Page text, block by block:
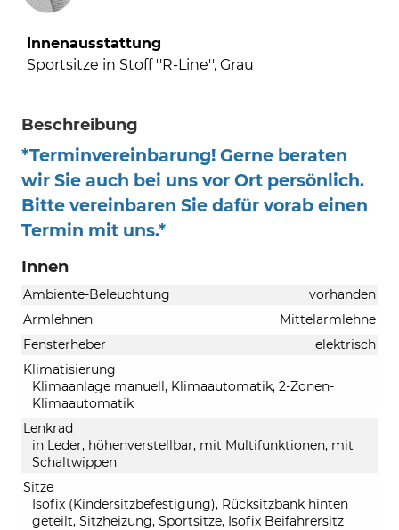
Innenausstattung
Sportsitze in Stoff ''R-Line'', Grau
Beschreibung
*Terminvereinbarung! Gerne beraten
wir Sie auch bei uns vor Ort persönlich.
Bitte vereinbaren Sie dafür vorab einen
Termin mit uns.*
Innen
Ambiente-Beleuchtung
vorhanden
Armlehnen
Mittelarmlehne
Fensterheber
elektrisch
Klimatisierung
Klimaanlage manuell, Klimaautomatik, 2-Zonen-
Klimaautomatik
Lenkrad
in Leder, höhenverstellbar, mit Multifunktionen, mit
Schaltwippen
Sitze
Isofix (Kindersitzbefestigung), Rücksitzbank hinten
geteilt, Sitzheizung, Sportsitze, Isofix Beifahrersitz